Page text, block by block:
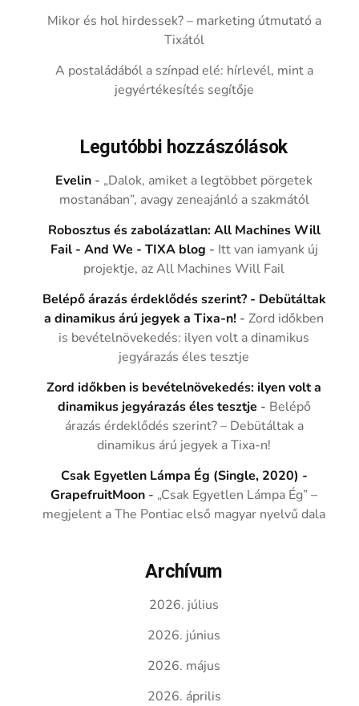
Mikor és hol hirdessek? – marketing útmutató a
Tixától
A postaládából a színpad elé: hírlevél, mint a
jegyértékesítés segítője
Legutóbbi hozzászólások
Evelin - „Dalok, amiket a legtöbbet pörgetek
mostanában”, avagy zeneajánló a szakmától
Robosztus és zabolázatlan: All Machines Will
Fail - And We - TIXA blog - Itt van iamyank új
projektje, az All Machines Will Fail
Belépő árazás érdeklődés szerint? - Debütáltak
a dinamikus árú jegyek a Tixa-n! -Zord időkben
is bevételnövekedés: ilyen volt a dinamikus
jegyárazás éles tesztje
Zord időkben is bevételnövekedés: ilyen volt a
dinamikus jegyárazás éles tesztje - Belépő
árazás érdeklődés szerint? – Debütáltak a
dinamikus árú jegyek a Tixa-n!
Csak Egyetlen Lámpa Ég (Single, 2020) -
GrapefruitMoon - „Csak Egyetlen Lámpa Ég” –
megjelent a The Pontiac első magyar nyelvű dala
Archívum
2026. július
2026. június
2026. május
2026. április